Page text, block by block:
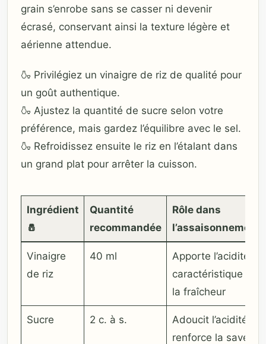
grain s’enrobe sans se casser ni devenir
écrasé, conservant ainsi la texture légère et
aérienne attendue.
🍶 Privilégiez un vinaigre de riz de qualité pour
un goût authentique.
🍶 Ajustez la quantité de sucre selon votre
préférence, mais gardez l’équilibre avec le sel.
🍶 Refroidissez ensuite le riz en l’étalant dans
un grand plat pour arrêter la cuisson.
Ingrédient
🧂
Quantité
recommandée
Rôle dans
l’assaisonnement
Vinaigre
de riz
40 ml
Apporte l’acidité
caractéristique et
la fraîcheur
Sucre 2 c. à s.
Adoucit l’acidité et
renforce la saveur